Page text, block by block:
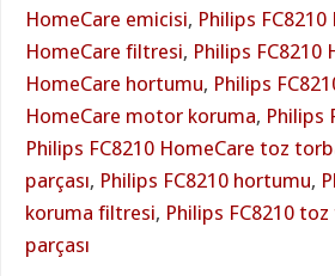
HomeCare emicisi, Philips
HomeCare filtresi, Philips FC8210
HomeCare hortumu, Philips
HomeCare motor koruma, Philips
Philips FC8210 HomeCare toz
parçası, Philips FC8210 hortumu,
koruma filtresi, Philips FC8210
parçası